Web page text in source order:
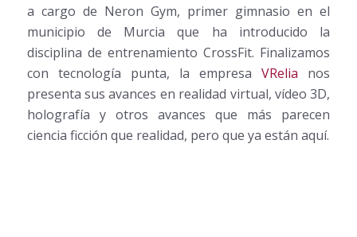
a cargo de Neron Gym, primer gimnasio en el
municipio de Murcia que ha introducido la
disciplina de entrenamiento CrossFit. Finalizamos
con tecnología punta, la empresaVRelia nos
presenta sus avances en realidad virtual, vídeo 3D,
holografía y otros avances que más parecen
ciencia ficción que realidad, pero que ya están aquí.